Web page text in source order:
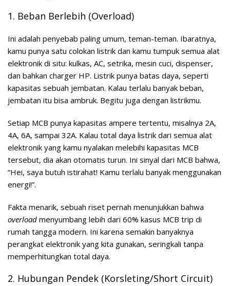
1. Beban Berlebih (Overload)
Ini adalah penyebab paling umum, teman-teman. Ibaratnya,
kamu punya satu colokan listrik dan kamu tumpuk semua alat
elektronik di situ: kulkas, AC, setrika, mesin cuci, dispenser,
dan bahkan charger HP. Listrik punya batas daya, seperti
kapasitas sebuah jembatan. Kalau terlalu banyak beban,
jembatan itu bisa ambruk. Begitu juga dengan listrikmu.
Setiap MCB punya kapasitas ampere tertentu, misalnya 2A,
4A, 6A, sampai 32A. Kalau total daya listrik dari semua alat
elektronik yang kamu nyalakan melebihi kapasitas MCB
tersebut, dia akan otomatis turun. Ini sinyal dari MCB bahwa,
“Hei, saya butuh istirahat! Kamu terlalu banyak menggunakan
energi!”.
Fakta menarik, sebuah riset pernah menunjukkan bahwa
overload menyumbang lebih dari 60% kasus MCB trip di
rumah tangga modern. Ini karena semakin banyaknya
perangkat elektronik yang kita gunakan, seringkali tanpa
memperhitungkan total daya.
2. Hubungan Pendek (Korsleting/Short Circuit)